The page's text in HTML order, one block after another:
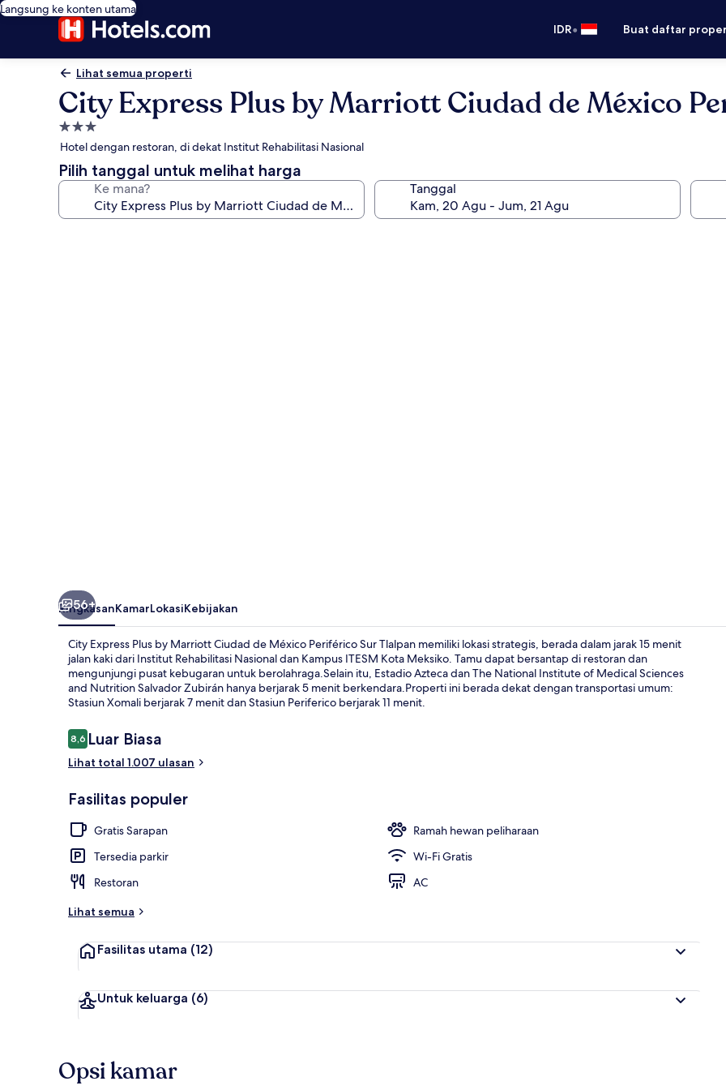
Langsung ke konten utama
IDR• Buat daftar
Lihat semua properti
City Express Plus by Marriott Ciudad de México
Properti
bintang
3.0
Hotel dengan restoran, di dekat Institut Rehabilitasi Nasional
Pilih tanggal untuk melihat harga
Ke mana? Tanggal
Kamar, 2
56+
RingkasanKamarLokasiKebijakan
City Express Plus by Marriott Ciudad de México Periférico Sur Tlalpan memiliki lokasi strategis, berada dalam jarak 15 menit
jalan kaki dari Institut Rehabilitasi Nasional dan Kampus ITESM Kota Meksiko. Tamu dapat bersantap di restoran dan
mengunjungi pusat kebugaran untuk berolahraga.Selain itu, Estadio Azteca dan The National Institute of Medical Sciences
and Nutrition Salvador Zubirán hanya berjarak 5 menit berkendara.Properti ini berada dekat dengan transportasi umum:
Stasiun Xomali berjarak 7 menit dan Stasiun Periferico berjarak 11 menit.
Ulasan
8,68,6 dari 10
Luar Biasa
Lihat total 1.007 ulasan
Fasilitas populer
Gratis Sarapan
Ramah hewan peliharaan
Tersedia parkir
Wi-Fi Gratis
Restoran
AC
Lihat semua
Fasilitas utama (12)
Untuk keluarga (6)
Opsi kamar